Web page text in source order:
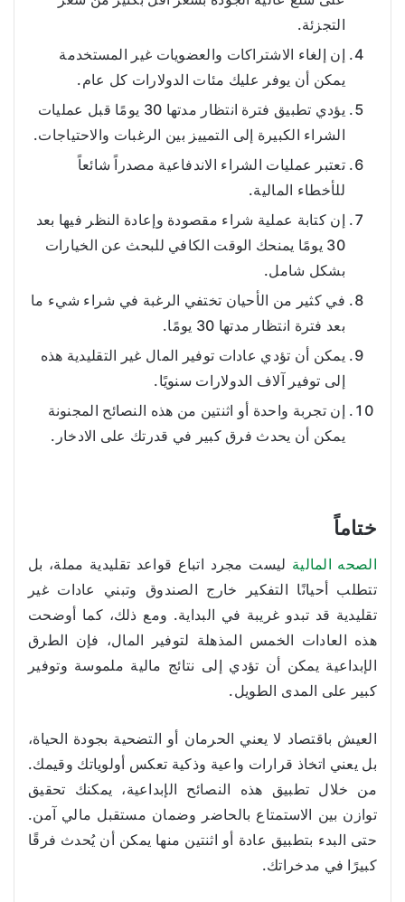
التجزئة.
إن إلغاء الاشتراكات والعضويات غير المستخدمة
يمكن أن يوفر عليك مئات الدولارات كل عام.
يؤدي تطبيق فترة انتظار مدتها 30 يومًا قبل عمليات
الشراء الكبيرة إلى التمييز بين الرغبات والاحتياجات.
تعتبر عمليات الشراء الاندفاعية مصدراً شائعاً
للأخطاء المالية.
إن كتابة عملية شراء مقصودة وإعادة النظر فيها بعد
30 يومًا يمنحك الوقت الكافي للبحث عن الخيارات
بشكل شامل.
في كثير من الأحيان تختفي الرغبة في شراء شيء ما
بعد فترة انتظار مدتها 30 يومًا.
يمكن أن تؤدي عادات توفير المال غير التقليدية هذه
إلى توفير آلاف الدولارات سنويًا.
إن تجربة واحدة أو اثنتين من هذه النصائح المجنونة
يمكن أن يحدث فرق كبير في قدرتك على الادخار.
ختاماً
الصحه المالية ليست مجرد اتباع قواعد تقليدية مملة، بل
تتطلب أحيانًا التفكير خارج الصندوق وتبني عادات غير
تقليدية قد تبدو غريبة في البداية. ومع ذلك، كما أوضحت
هذه العادات الخمس المذهلة لتوفير المال، فإن الطرق
الإبداعية يمكن أن تؤدي إلى نتائج مالية ملموسة وتوفير
كبير على المدى الطويل.
العيش باقتصاد لا يعني الحرمان أو التضحية بجودة الحياة،
بل يعني اتخاذ قرارات واعية وذكية تعكس أولوياتك وقيمك.
من خلال تطبيق هذه النصائح الإبداعية، يمكنك تحقيق
توازن بين الاستمتاع بالحاضر وضمان مستقبل مالي آمن.
حتى البدء بتطبيق عادة أو اثنتين منها يمكن أن يُحدث فرقًا
كبيرًا في مدخراتك.